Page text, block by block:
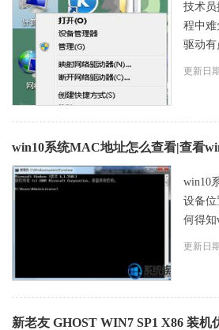
技术员
程中
驱动
更新日
win10系统MAC地址怎么查看|查看
win10
设备位
何得知
更新日
新老友 GHOST WIN7 SP1 X86 装机